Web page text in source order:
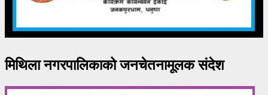
मिथिला नगरपालिकाको जनचेतनामूलक संदेश